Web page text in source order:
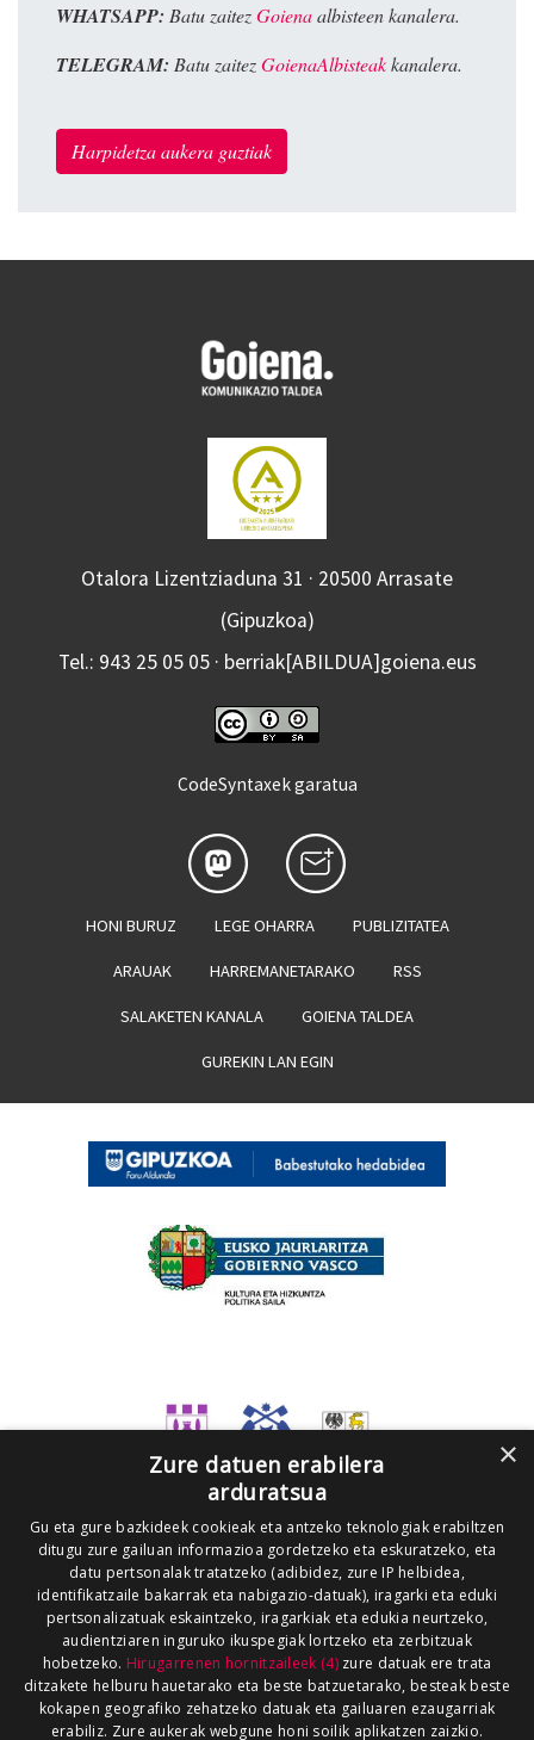
WHATSAPP: Batu zaitezGoienaalbisteen kanalera.
TELEGRAM: Batu zaitezGoienaAlbisteakkanalera.
Harpidetza aukera guztiak
Otalora Lizentziaduna 31 · 20500 Arrasate
(Gipuzkoa)
Tel.: 943 25 05 05 · berriak[ABILDUA]goiena.eus
CodeSyntaxek garatua
HONI BURUZ LEGE OHARRA PUBLIZITATEA
ARAUAK HARREMANETARAKO RSS
SALAKETEN KANALA GOIENA TALDEA
GUREKIN LAN EGIN
×
Zure datuen erabilera
arduratsua
Gu eta gure bazkideek cookieak eta antzeko teknologiak erabiltzen
ditugu zure gailuan informazioa gordetzeko eta eskuratzeko, eta
datu pertsonalak tratatzeko (adibidez, zure IP helbidea,
identifikatzaile bakarrak eta nabigazio-datuak), iragarki eta eduki
pertsonalizatuak eskaintzeko, iragarkiak eta edukia neurtzeko,
audientziaren inguruko ikuspegiak lortzeko eta zerbitzuak
hobetzeko. Hirugarrenen hornitzaileek (4)zure datuak ere trata
ditzakete helburu hauetarako eta beste batzuetarako, besteak beste
kokapen geografiko zehatzeko datuak eta gailuaren ezaugarriak
erabiliz. Zure aukerak webgune honi soilik aplikatzen zaizkio.